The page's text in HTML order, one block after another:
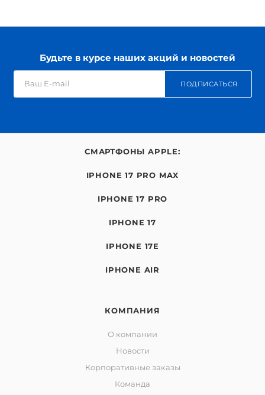
Будьте в курсе наших акций и новостей
ПОДПИСАТЬСЯ
СМАРТФОНЫ APPLE:
IPHONE 17 PRO MAX
IPHONE 17 PRO
IPHONE 17
IPHONE 17E
IPHONE AIR
КОМПАНИЯ
О компании
Новости
Корпоративные заказы
Команда